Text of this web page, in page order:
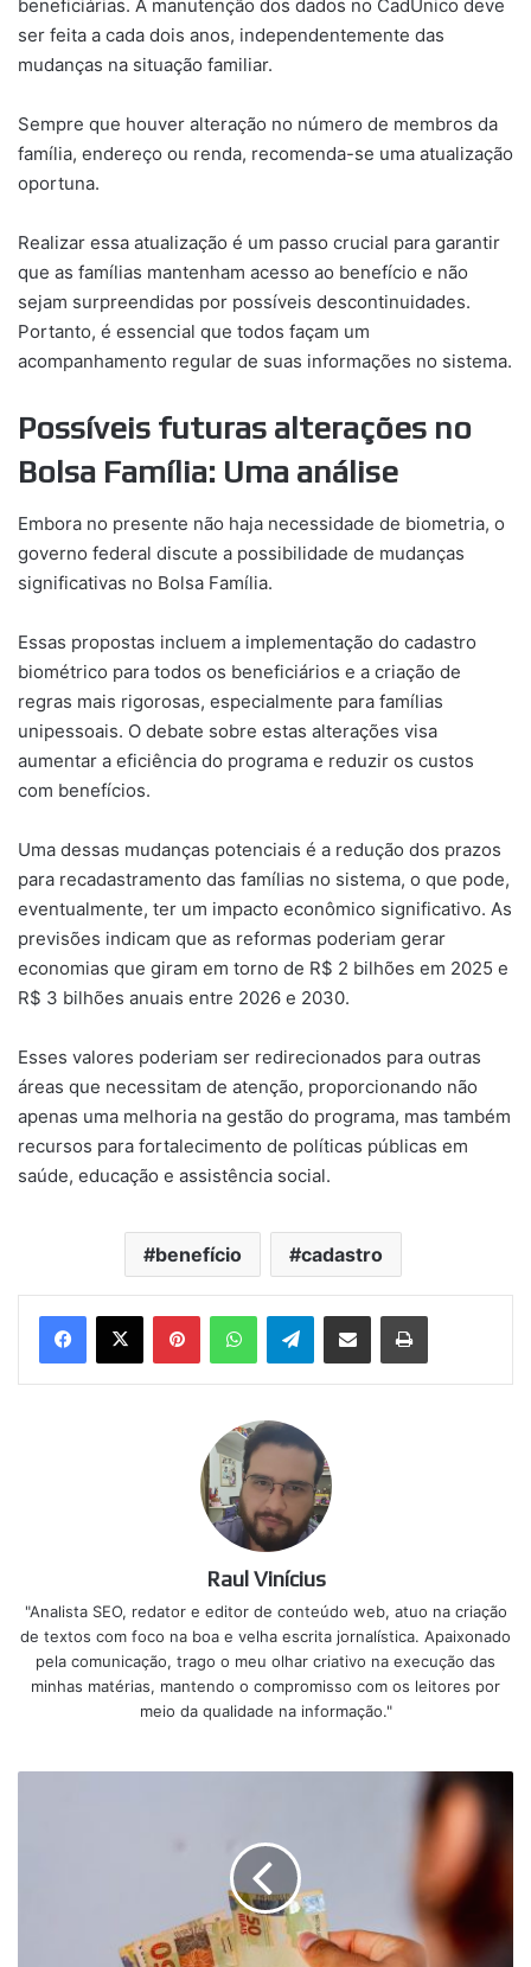
beneficiárias. A manutenção dos dados no CadÚnico deve
ser feita a cada dois anos, independentemente das
mudanças na situação familiar.
Sempre que houver alteração no número de membros da
família, endereço ou renda, recomenda-se uma atualização
oportuna.
Realizar essa atualização é um passo crucial para garantir
que as famílias mantenham acesso ao benefício e não
sejam surpreendidas por possíveis descontinuidades.
Portanto, é essencial que todos façam um
acompanhamento regular de suas informações no sistema.
Possíveis futuras alterações no
Bolsa Família: Uma análise
Embora no presente não haja necessidade de biometria, o
governo federal discute a possibilidade de mudanças
significativas no Bolsa Família.
Essas propostas incluem a implementação do cadastro
biométrico para todos os beneficiários e a criação de
regras mais rigorosas, especialmente para famílias
unipessoais. O debate sobre estas alterações visa
aumentar a eficiência do programa e reduzir os custos
com benefícios.
Uma dessas mudanças potenciais é a redução dos prazos
para recadastramento das famílias no sistema, o que pode,
eventualmente, ter um impacto econômico significativo. As
previsões indicam que as reformas poderiam gerar
economias que giram em torno de R$ 2 bilhões em 2025 e
R$ 3 bilhões anuais entre 2026 e 2030.
Esses valores poderiam ser redirecionados para outras
áreas que necessitam de atenção, proporcionando não
apenas uma melhoria na gestão do programa, mas também
recursos para fortalecimento de políticas públicas em
saúde, educação e assistência social.
benefício cadastro
PinterestWhatsAppTelegramCompartilhar via e-mail Imprimir
Raul Vinícius
"Analista SEO, redator e editor de conteúdo web, atuo na criação
de textos com foco na boa e velha escrita jornalística. Apaixonado
pela comunicação, trago o meu olhar criativo na execução das
minhas matérias, mantendo o compromisso com os leitores por
meio da qualidade na informação."